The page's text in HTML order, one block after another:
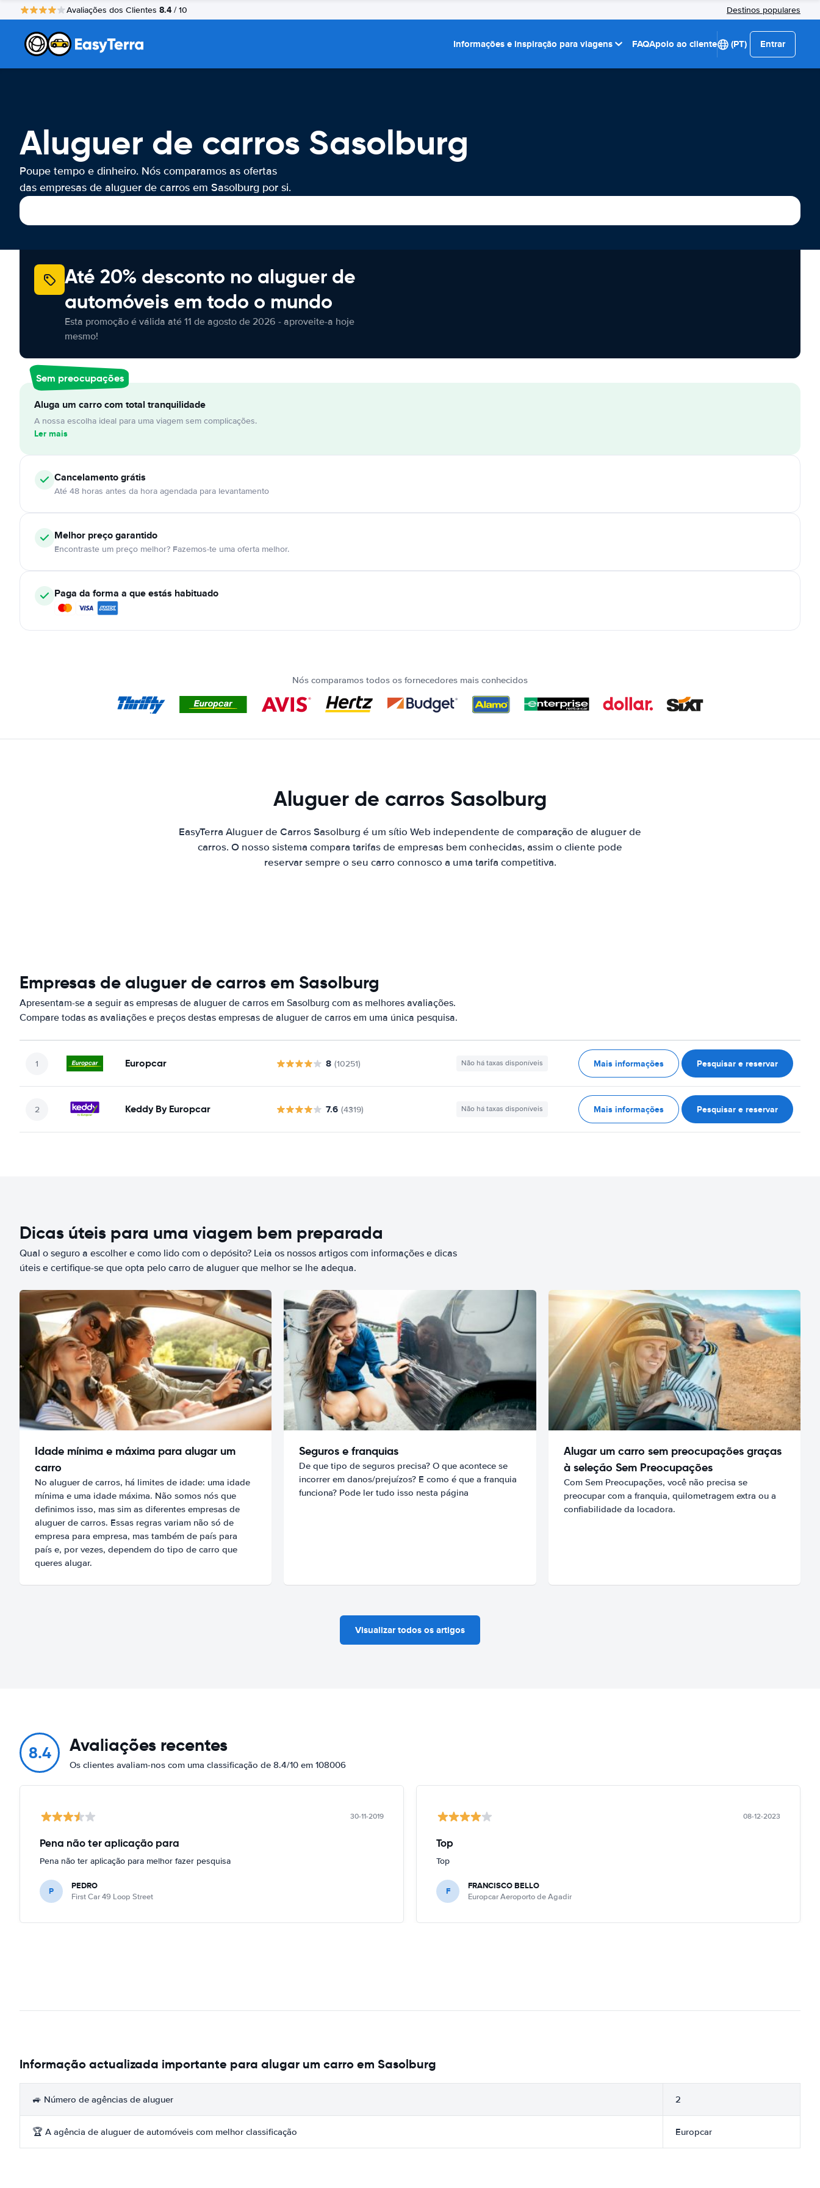
Avaliações dos Clientes 8.4 / 10 Destinos populares
Informações e inspiração para viagens FAQApoio ao cliente (PT) Entrar
Aluguer de carros Sasolburg
Poupe tempo e dinheiro. Nós comparamos as ofertas
das empresas de aluguer de carros em Sasolburg por si.
Até 20% desconto no aluguer de
automóveis em todo o mundo
Esta promoção é válida até 11 de agosto de 2026 - aproveite-a hoje
mesmo!
Sem preocupações
Aluga um carro com total tranquilidade
A nossa escolha ideal para uma viagem sem complicações.
Ler mais
Cancelamentográtis
Até 48 horas antes da hora agendada para levantamento
Melhor preço garantido
Encontraste um preço melhor? Fazemos-te uma oferta melhor.
Paga da forma a que estás habituado
Nós comparamos todos os fornecedores mais conhecidos
Aluguer de carros Sasolburg
EasyTerra Aluguer de Carros Sasolburg é um sítio Web independente de comparação de aluguer de
carros. O nosso sistema compara tarifas de empresas bem conhecidas, assim o cliente pode
reservar sempre o seu carro connosco a uma tarifa competitiva.
Empresas de aluguer de carros em Sasolburg
Apresentam-se a seguir as empresas de aluguer de carros em Sasolburg com as melhores avaliações.
Compare todas as avaliações e preços destas empresas de aluguer de carros em uma única pesquisa.
Europcar 8 (10251) Não há taxas disponíveis Mais informações Pesquisar e reservar
Keddy By Europcar 7.6 (4319) Não há taxas disponíveis Mais informações Pesquisar e reservar
Dicas úteis para uma viagem bem preparada
Qual o seguro a escolher e como lido com o depósito? Leia os nossos artigos com informações e dicas
úteis e certifique-se que opta pelo carro de aluguer que melhor se lhe adequa.
Idade mínima e máxima para alugar um
carro
No aluguer de carros, há limites de idade: uma idade
mínima e uma idade máxima. Não somos nós que
definimos isso, mas sim as diferentes empresas de
aluguer de carros. Essas regras variam não só de
empresa para empresa, mas também de país para
país e, por vezes, dependem do tipo de carro que
queres alugar.
Seguros e franquias
De que tipo de seguros precisa? O que acontece se
incorrer em danos/prejuízos? E como é que a franquia
funciona? Pode ler tudo isso nesta página
Alugar um carro sem preocupações graças
à seleção Sem Preocupações
Com Sem Preocupações, você não precisa se
preocupar com a franquia, quilometragem extra ou a
confiabilidade da locadora.
Visualizar todos os artigos
8.4 Avaliações recentes
Os clientes avaliam-nos com uma classificação de 8.4/10 em 108006
30-11-2019
Pena não ter aplicação para
Pena não ter aplicação para melhor fazer pesquisa
P PEDRO
First Car 49 Loop Street
08-12-2023
Top
Top
F FRANCISCO BELLO
Europcar Aeroporto de Agadir
Informação actualizada importante para alugar um carro em Sasolburg
🚙 Número de agências de aluguer 2
🏆 A agência de aluguer de automóveis com melhor classificação Europcar